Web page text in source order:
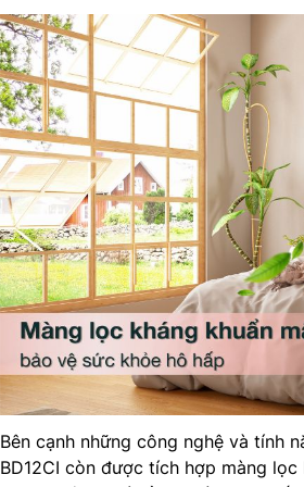
Bên cạnh những công nghệ và tính
BD12CI còn được tích hợp màng